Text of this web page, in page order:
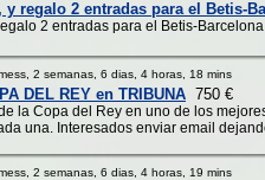
regalo 2 entradas para el Betis-
2 entradas para el Betis-
2 semanas, 6 dias, 4 horas, 18 mins
DEL REY en TRIBUNA 750 €
la Copa del Rey en uno de los
una. Interesados enviar email
2 semanas, 6 dias, 4 horas, 19 mins